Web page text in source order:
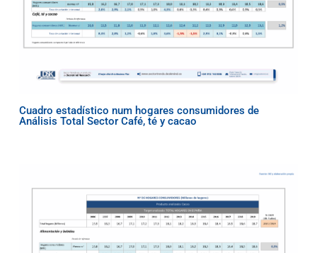
Cuadro estadístico num hogares consumidores de
Análisis Total Sector Café, té y cacao